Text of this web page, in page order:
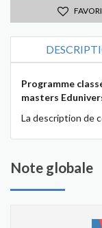
Programme
masters
La description de
Note globale